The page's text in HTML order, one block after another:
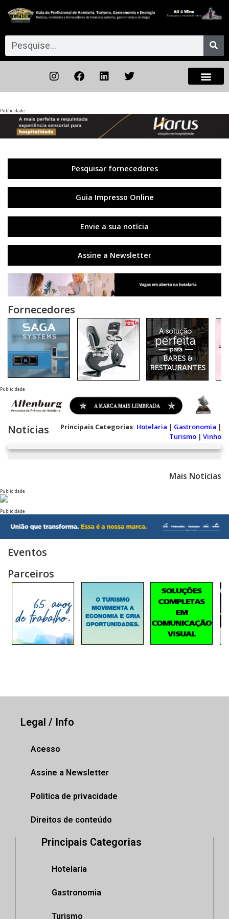
Publicidade
Pesquisar fornecedores
Guia Impresso Online
Envie a sua notícia
Assine a Newsletter
Fornecedores
Publicidade
Notícias Principais Categorias: Hotelaria | Gastronomia |
Turismo | Vinho
Mais Notícias
Publicidade
Publicidade
Eventos
Parceiros
Legal / Info
Acesso
Assine a Newsletter
Politica de privacidade
Direitos de conteúdo
Principais Categorias
Hotelaria
Gastronomia
Turismo